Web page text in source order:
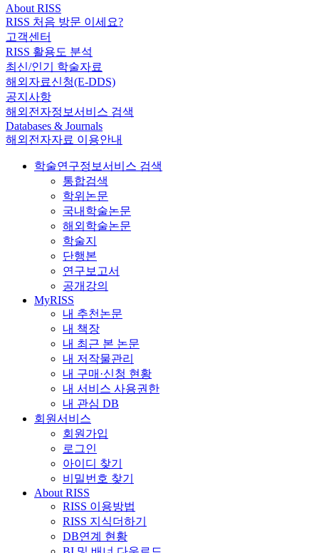
About RISS
RISS 처음 방문 이세요?
고객센터
RISS 활용도 분석
최신/인기 학술자료
해외자료신청(E-DDS)
공지사항
해외전자정보서비스 검색
Databases & Journals
해외전자자료 이용안내
학술연구정보서비스 검색
통합검색
학위논문
국내학술논문
해외학술논문
학술지
단행본
연구보고서
공개강의
MyRISS
내 추천논문
내 책장
내 최근 본 논문
내 저작물관리
내 구매·신청 현황
내 서비스 사용권한
내 관심 DB
회원서비스
회원가입
로그인
아이디 찾기
비밀번호 찾기
About RISS
RISS 이용방법
RISS 지식더하기
DB연계 현황